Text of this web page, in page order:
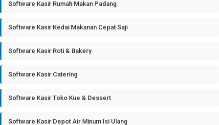
Software Kasir Rumah Makan Padang
Software Kasir Kedai Makanan Cepat Saji
Software Kasir Roti & Bakery
Software Kasir Catering
Software Kasir Toko Kue & Dessert
Software Kasir Depot Air Minum Isi Ulang